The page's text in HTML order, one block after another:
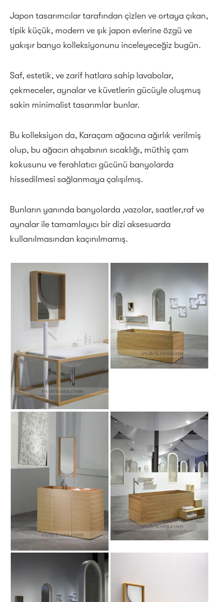
Japon tasarımcılar tarafından çizlen ve ortaya çıkan,
tipik küçük, modern ve şık japon evlerine özgü ve
yakışır banyo kolleksiyonunu inceleyeceğiz bugün.
Saf, estetik, ve zarif hatlara sahip lavabolar,
çekmeceler, aynalar ve küvetlerin gücüyle oluşmuş
sakin minimalist tasarımlar bunlar.
Bu kolleksiyon da, Karaçam ağacına ağırlık verilmiş
olup, bu ağacın ahşabının sıcaklığı, müthiş çam
kokusunu ve ferahlatıcı gücünü banyolarda
hissedilmesi sağlanmaya çalışılmış.
Bunların yanında banyolarda ,vazolar, saatler,raf ve
aynalar ile tamamlayıcı bir dizi aksesuarda
kullanılmasından kaçınılmamış.